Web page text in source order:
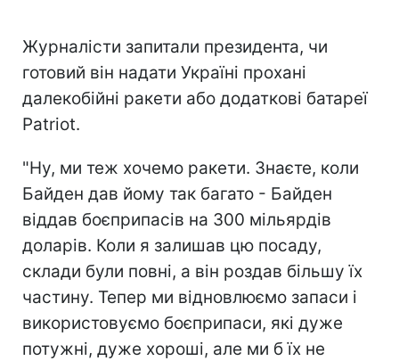
Журналісти запитали президента, чи
готовий він надати Україні прохані
далекобійні ракети або додаткові батареї
Patriot.
"Ну, ми теж хочемо ракети. Знаєте, коли
Байден дав йому так багато - Байден
віддав боєприпасів на 300 мільярдів
доларів. Коли я залишав цю посаду,
склади були повні, а він роздав більшу їх
частину. Тепер ми відновлюємо запаси і
використовуємо боєприпаси, які дуже
потужні, дуже хороші, але ми б їх не